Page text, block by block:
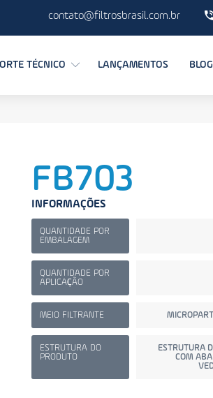
contato@filtrosbrasil.com.br
TÉCNICO LANÇAMENTOS BLOG
FB703
INFORMAÇÕES
QUANTIDADE POR
EMBALAGEM
QUANTIDADE POR
APLICAÇÃO
MEIO FILTRANTE
ESTRUTURA DO
PRODUTO
ESTRUTURA
COM